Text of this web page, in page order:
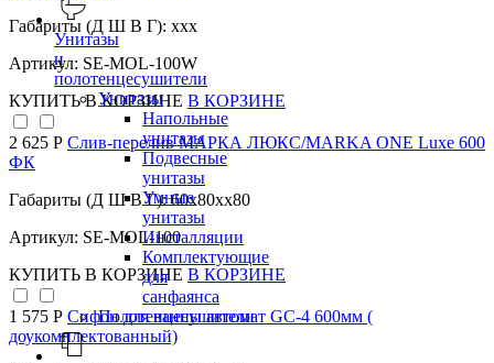
Унитазы
и
полотенцесушители
Унитазы
Напольные
унитазы
Подвесные
унитазы
Умные
унитазы
Инсталляции
Комплектующие
для
санфаянса
Полотенцесушители
Габариты (Д Ш В Г): xxx
Артикул: SE-MOL-100W
КУПИТЬ В КОРЗИНЕ В КОРЗИНЕ
2 625 Р Слив-перелив МАРКА ЛЮКС/MARKA ONE Luxe 600
ФК
Габариты (Д Ш В Г): 60x80xx80
Артикул: SE-MOL-100
КУПИТЬ В КОРЗИНЕ В КОРЗИНЕ
1 575 Р Сифон для ванны автомат GC-4 600мм (
доукомплектованный)